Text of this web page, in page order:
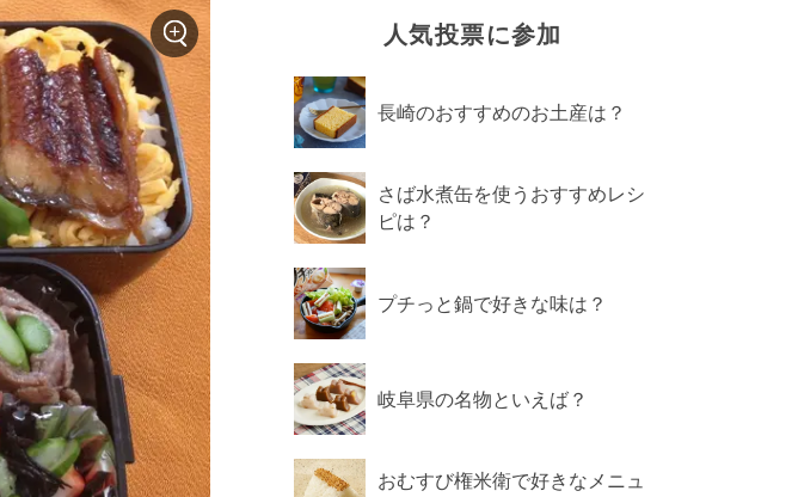
人気投票に参加
長崎のおすすめのお土産は？
さば水煮缶を使うおすすめレシ
ピは？
プチっと鍋で好きな味は？
岐阜県の名物といえば？
おむすび権米衛で好きなメニュ